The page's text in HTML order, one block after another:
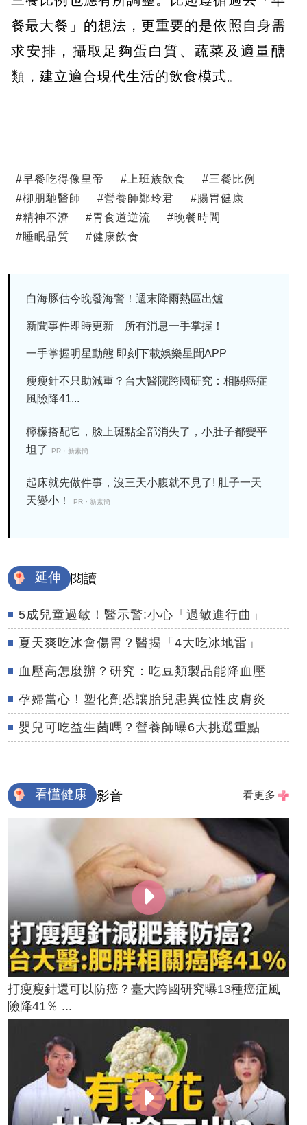
餐最大餐」的想法，更重要的是依照自身需
求安排，攝取足夠蛋白質、蔬菜及適量醣
類，建立適合現代生活的飲食模式。
#早餐吃得像皇帝 # 上班族飲食 #三餐比例
#柳朋馳醫師 #營養師鄭玲君 #腸胃健康
#精神不濟 #胃食道逆流 #晚餐時間
#睡眠品質 #健康飲食
白海豚估今晚發海警！週末降雨熱區出爐
新聞事件即時更新 所有消息一手掌握！
一手掌握明星動態 即刻下載娛樂星聞APP
瘦瘦針不只助減重？台大醫院跨國研究：相關癌症
風險降41...
檸檬搭配它，臉上斑點全部消失了，小肚子都變平
坦了
PR・新素簡
起床就先做件事，沒三天小腹就不見了! 肚子一天
天變小！
PR・新素簡
延伸 閱讀
5成兒童過敏！醫示警:小心「過敏進行曲」
夏天爽吃冰會傷胃？醫揭「4大吃冰地雷」
血壓高怎麼辦？研究：吃豆類製品能降血壓
孕婦當心！塑化劑恐讓胎兒患異位性皮膚炎
嬰兒可吃益生菌嗎？營養師曝6大挑選重點
看懂健康 影音 看更多
打瘦瘦針還可以防癌？臺大跨國研究曝13種癌症風
險降41％ ...